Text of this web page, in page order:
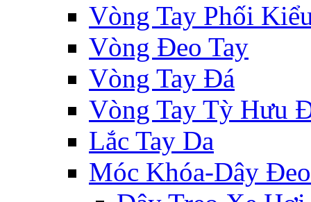
Vòng Tay Phối
Vòng Đeo Tay
Vòng Tay Đá
Vòng Tay Tỳ Hưu
Lắc Tay Da
Móc Khóa-Dây Đeo